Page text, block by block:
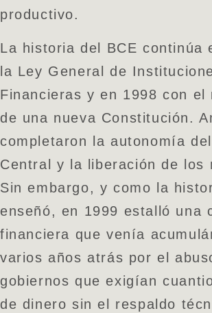
productivo.
La historia del BCE continúa
la Ley General de
Financieras y en 1998 con el
de una nueva Constitución.
completaron la autonomía
Central y la liberación de los
Sin embargo, y como la
enseñó, en 1999 estalló una
financiera que venía
varios años atrás por el
gobiernos que exigían
de dinero sin el respaldo